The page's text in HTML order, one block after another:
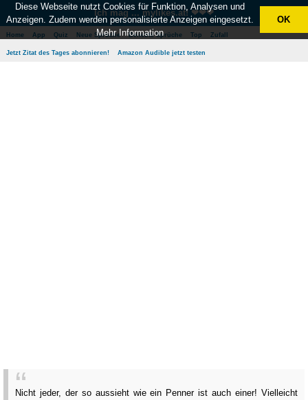
Ich mag ... mylikes.at! ❤❤❤
Home App Quiz Neue Sprüche Beliebte Sprüche Top Zufall
Jetzt Zitat des Tages abonnieren! Amazon Audible jetzt testen
Nicht jeder, der so aussieht wie ein Penner ist auch einer! Vielleicht
Diese Webseite nutzt Cookies für Funktion, Analysen und
Anzeigen. Zudem werden personalisierte Anzeigen eingesetzt.
Mehr Information
OK